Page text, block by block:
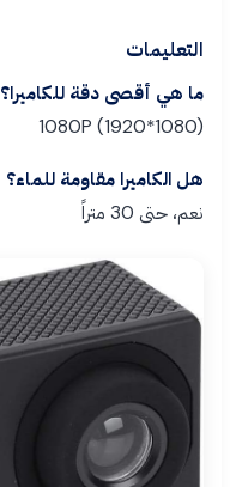
التعليمات
ما هي أقصى دقة للكاميرا؟
1080P (1920*1080)
هل الكاميرا مقاومة للماء؟
نعم، حتى 30 متراً